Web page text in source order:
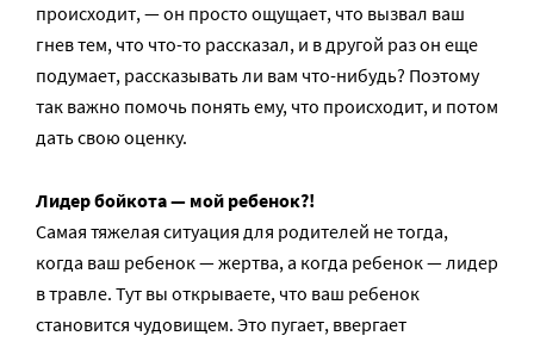
происходит, — он просто ощущает, что вызвал ваш
гнев тем, что что-то рассказал, и в другой раз он еще
подумает, рассказывать ли вам что-нибудь? Поэтому
так важно помочь понять ему, что происходит, и потом
дать свою оценку.
Лидер бойкота — мой ребенок?!
Самая тяжелая ситуация для родителей не тогда,
когда ваш ребенок — жертва, а когда ребенок — лидер
в травле. Тут вы открываете, что ваш ребенок
становится чудовищем. Это пугает, ввергает